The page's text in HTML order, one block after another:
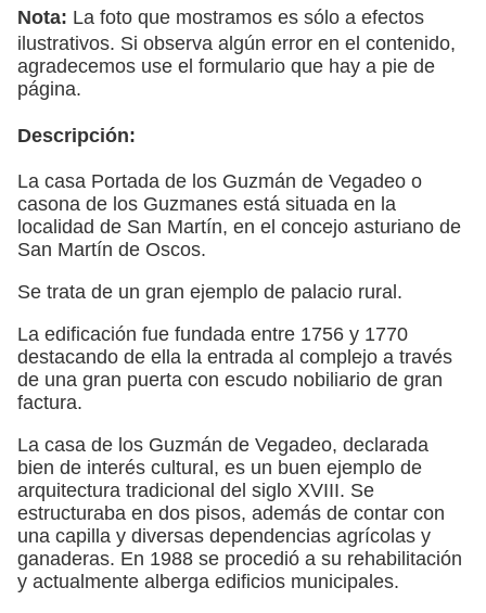
Nota: La foto que mostramos es sólo a efectos
ilustrativos. Si observa algún error en el contenido,
agradecemos use el formulario que hay a pie de
página.
Descripción:
La casa Portada de los Guzmán de Vegadeo o
casona de los Guzmanes está situada en la
localidad de San Martín, en el concejo asturiano de
San Martín de Oscos.
Se trata de un gran ejemplo de palacio rural.
La edificación fue fundada entre 1756 y 1770
destacando de ella la entrada al complejo a través
de una gran puerta con escudo nobiliario de gran
factura.
La casa de los Guzmán de Vegadeo, declarada
bien de interés cultural, es un buen ejemplo de
arquitectura tradicional del siglo XVIII. Se
estructuraba en dos pisos, además de contar con
una capilla y diversas dependencias agrícolas y
ganaderas. En 1988 se procedió a su rehabilitación
y actualmente alberga edificios municipales.